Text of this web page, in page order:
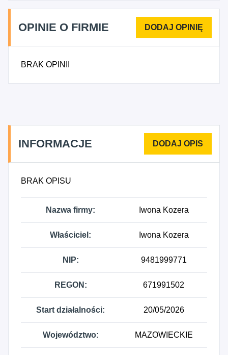
4771Z - Sprzedaż detaliczna odzieży prowadzona
w wyspecjalizowanych sklepach, 4772Z - Sprzedaż
detaliczna obuwia i wyrobów skórzanych
OPINIE O FIRMIE
BRAK OPINII
INFORMACJE
BRAK OPISU
Nazwa firmy: Iwona Kozera
Właściciel: Iwona Kozera
NIP: 9481999771
REGON: 671991502
Start działalności: 20/05/2026
Województwo: MAZOWIECKIE